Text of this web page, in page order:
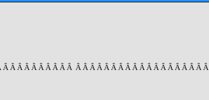
Â Â Â Â Â Â Â Â Â Â Â Â Â Â Â Â Â Â Â Â Â Â Â Â Â Â Â Â